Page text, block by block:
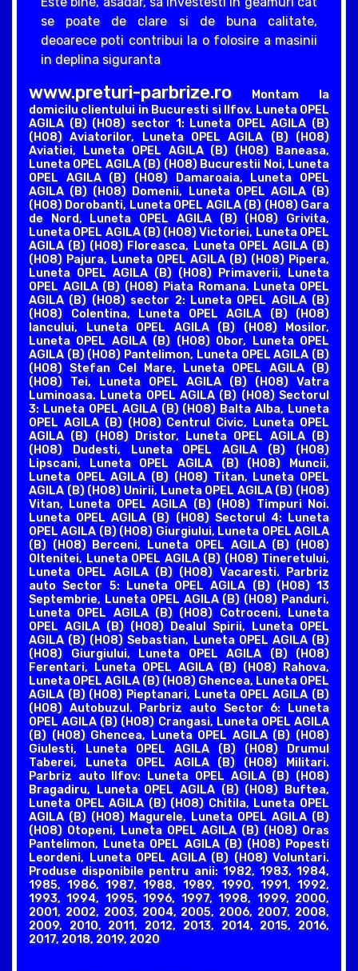
se poate de clare si de buna calitate,
deoarece poti contribui la o folosire a masinii
in deplina siguranta
www.preturi-parbrize.roMontam la
domicilu clientului in Bucuresti si Ilfov. Luneta OPEL
AGILA (B) (H08) sector 1: Luneta OPEL AGILA (B)
(H08) Aviatorilor, Luneta OPEL AGILA (B) (H08)
Aviatiei, Luneta OPEL AGILA (B) (H08) Baneasa,
Luneta OPEL AGILA (B) (H08) Bucurestii Noi, Luneta
OPEL AGILA (B) (H08) Damaroaia, Luneta OPEL
AGILA (B) (H08) Domenii, Luneta OPEL AGILA (B)
(H08) Dorobanti, Luneta OPEL AGILA (B) (H08) Gara
de Nord, Luneta OPEL AGILA (B) (H08) Grivita,
Luneta OPEL AGILA (B) (H08) Victoriei, Luneta OPEL
AGILA (B) (H08) Floreasca, Luneta OPEL AGILA (B)
(H08) Pajura, Luneta OPEL AGILA (B) (H08) Pipera,
Luneta OPEL AGILA (B) (H08) Primaverii, Luneta
OPEL AGILA (B) (H08) Piata Romana. Luneta OPEL
AGILA (B) (H08) sector 2: Luneta OPEL AGILA (B)
(H08) Colentina, Luneta OPEL AGILA (B) (H08)
Iancului, Luneta OPEL AGILA (B) (H08) Mosilor,
Luneta OPEL AGILA (B) (H08) Obor, Luneta OPEL
AGILA (B) (H08) Pantelimon, Luneta OPEL AGILA (B)
(H08) Stefan Cel Mare, Luneta OPEL AGILA (B)
(H08) Tei, Luneta OPEL AGILA (B) (H08) Vatra
Luminoasa. Luneta OPEL AGILA (B) (H08) Sectorul
3: Luneta OPEL AGILA (B) (H08) Balta Alba, Luneta
OPEL AGILA (B) (H08) Centrul Civic, Luneta OPEL
AGILA (B) (H08) Dristor, Luneta OPEL AGILA (B)
(H08) Dudesti, Luneta OPEL AGILA (B) (H08)
Lipscani, Luneta OPEL AGILA (B) (H08) Muncii,
Luneta OPEL AGILA (B) (H08) Titan, Luneta OPEL
AGILA (B) (H08) Unirii, Luneta OPEL AGILA (B) (H08)
Vitan, Luneta OPEL AGILA (B) (H08) Timpuri Noi.
Luneta OPEL AGILA (B) (H08) Sectorul 4: Luneta
OPEL AGILA (B) (H08) Giurgiului, Luneta OPEL AGILA
(B) (H08) Berceni, Luneta OPEL AGILA (B) (H08)
Oltenitei, Luneta OPEL AGILA (B) (H08) Tineretului,
Luneta OPEL AGILA (B) (H08) Vacaresti. Parbriz
auto Sector 5: Luneta OPEL AGILA (B) (H08) 13
Septembrie, Luneta OPEL AGILA (B) (H08) Panduri,
Luneta OPEL AGILA (B) (H08) Cotroceni, Luneta
OPEL AGILA (B) (H08) Dealul Spirii, Luneta OPEL
AGILA (B) (H08) Sebastian, Luneta OPEL AGILA (B)
(H08) Giurgiului, Luneta OPEL AGILA (B) (H08)
Ferentari, Luneta OPEL AGILA (B) (H08) Rahova,
Luneta OPEL AGILA (B) (H08) Ghencea, Luneta OPEL
AGILA (B) (H08) Pieptanari, Luneta OPEL AGILA (B)
(H08) Autobuzul. Parbriz auto Sector 6: Luneta
OPEL AGILA (B) (H08) Crangasi, Luneta OPEL AGILA
(B) (H08) Ghencea, Luneta OPEL AGILA (B) (H08)
Giulesti, Luneta OPEL AGILA (B) (H08) Drumul
Taberei, Luneta OPEL AGILA (B) (H08) Militari.
Parbriz auto Ilfov: Luneta OPEL AGILA (B) (H08)
Bragadiru, Luneta OPEL AGILA (B) (H08) Buftea,
Luneta OPEL AGILA (B) (H08) Chitila, Luneta OPEL
AGILA (B) (H08) Magurele, Luneta OPEL AGILA (B)
(H08) Otopeni, Luneta OPEL AGILA (B) (H08) Oras
Pantelimon, Luneta OPEL AGILA (B) (H08) Popesti
Leordeni, Luneta OPEL AGILA (B) (H08) Voluntari.
Produse disponibile pentru anii: 1982, 1983, 1984,
1985, 1986, 1987, 1988, 1989, 1990, 1991, 1992,
1993, 1994, 1995, 1996, 1997, 1998, 1999, 2000,
2001, 2002, 2003, 2004, 2005, 2006, 2007, 2008,
2009, 2010, 2011, 2012, 2013, 2014, 2015, 2016,
2017, 2018, 2019, 2020